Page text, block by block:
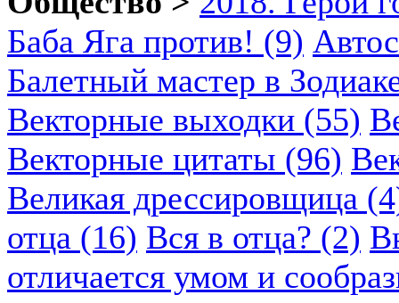
Баба Яга против! (9)
Балетный мастер в
Векторные выходки (55)
Векторные цитаты (96)
Великая дрессировщица
отца (16) Вся в отца? (2)
отличается умом и